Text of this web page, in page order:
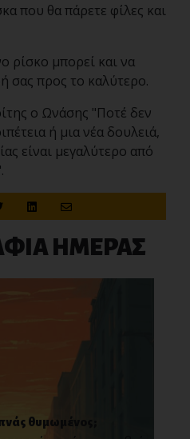
που θα πάρετε φίλες και
ρίσκο μπορεί και να
σας προς το καλύτερο.
ο Ωνάσης "Ποτέ δεν
ή μια νέα δουλειά,
είναι μεγαλύτερο από
ΗΜΕΡΑΣ
θυμωμένος;